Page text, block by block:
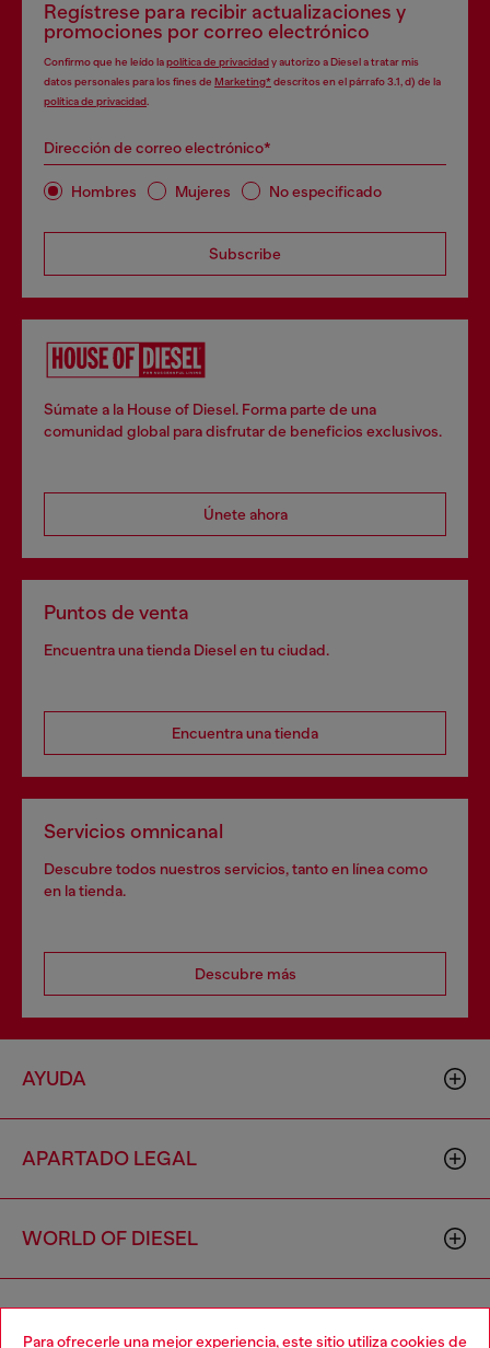
Para ofrecerle una mejor experiencia, este sitio utiliza cookies de
Regístrese para recibir actualizaciones y
promociones por correo electrónico
Confirmo que he leído lapolítica de privacidady autorizo a Diesel a tratar mis
datos personales para los fines de Marketing*descritos en el párrafo 3.1, d) de la
política de privacidad
Dirección de correo electrónico*
Hombres Mujeres No especificado
Subscribe
Súmate a la House of Diesel. Forma parte de una
comunidad global para disfrutar de beneficios exclusivos.
Únete ahora
Puntos de venta
Encuentra una tienda Diesel en tu ciudad.
Encuentra una tienda
Servicios omnicanal
Descubre todos nuestros servicios, tanto en línea como
en la tienda.
Descubre más
AYUDA
APARTADO LEGAL
WORLD OF DIESEL